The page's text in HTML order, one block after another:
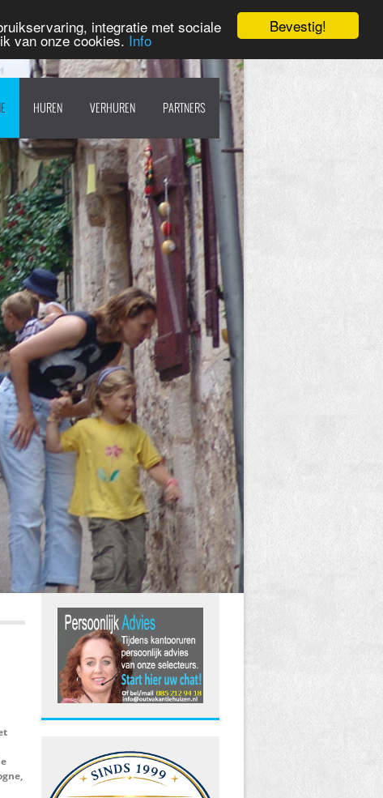
Bevestig!
integratie met sociale
van onze cookies. Info
HUREN VERHUREN PARTNERS